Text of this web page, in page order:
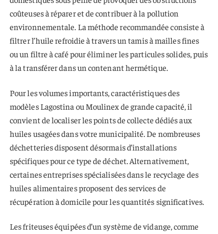
coûteuses à réparer et de contribuer à la pollution
environnementale. La méthode recommandée consiste à
filtrer l’huile refroidie à travers un tamis à mailles fines
ou un filtre à café pour éliminer les particules solides, puis
à la transférer dans un contenant hermétique.
Pour les volumes importants, caractéristiques des
modèles Lagostina ou Moulinex de grande capacité, il
convient de localiser les points de collecte dédiés aux
huiles usagées dans votre municipalité. De nombreuses
déchetteries disposent désormais d’installations
spécifiques pour ce type de déchet. Alternativement,
certaines entreprises spécialisées dans le recyclage des
huiles alimentaires proposent des services de
récupération à domicile pour les quantités significatives.
Les friteuses équipées d’un système de vidange, comme